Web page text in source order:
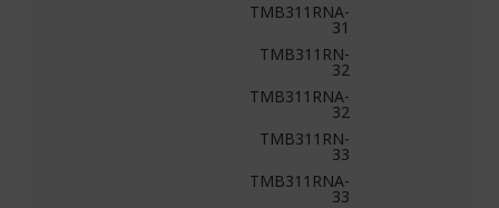
TMB311RNA-
31
TMB311RN-
32
TMB311RNA-
32
TMB311RN-
33
TMB311RNA-
33